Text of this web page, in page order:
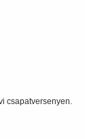
csapatversenyen.